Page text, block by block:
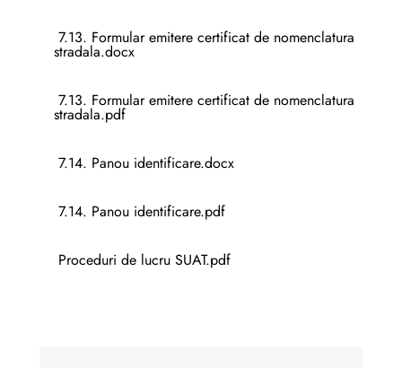
7.13. Formular emitere certificat de nomenclatura
stradala.docx
7.13. Formular emitere certificat de nomenclatura
stradala.pdf
7.14. Panou identificare.docx
7.14. Panou identificare.pdf
Proceduri de lucru SUAT.pdf